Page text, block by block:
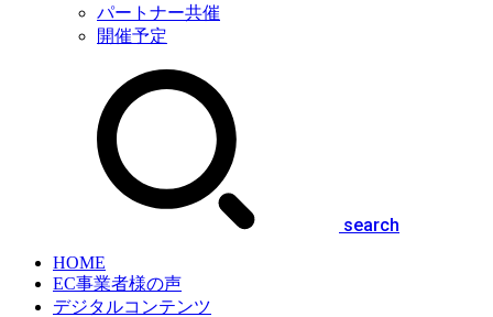
パートナー共催
開催予定
search
HOME
EC事業者様の声
デジタルコンテンツ